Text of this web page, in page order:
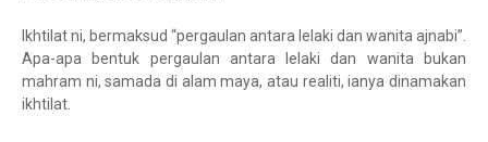
Ikhtilat ni, bermaksud “pergaulan antara lelaki dan wanita ajnabi”.
Apa-apa bentuk pergaulan antara lelaki dan wanita bukan
mahram ni, samada di alam maya, atau realiti, ianya dinamakan
ikhtilat.